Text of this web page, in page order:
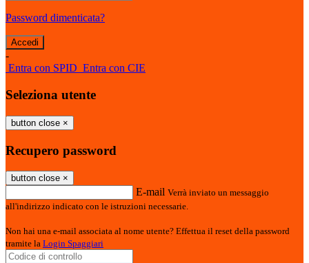
Password dimenticata?
-
Entra con SPID Entra con CIE
Seleziona utente
button close ×
Recupero password
button close ×
E-mail Verrà inviato un messaggio
all'indirizzo indicato con le istruzioni necessarie.
Non hai una e-mail associata al nome utente? Effettua il reset della password
tramite la Login Spaggiari